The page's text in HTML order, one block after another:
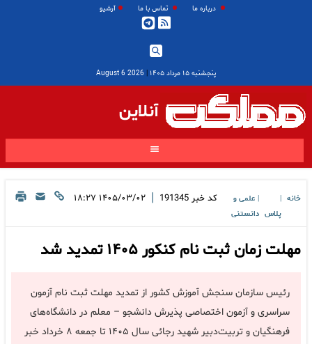
درباره ما تماس با ما آرشیو
پنجشنبه ۱۵ مرداد ۱۴۰۵ |
2026 August 6
آنلاین
خانه
پلاس
علمی و
دانستنی
کد خبر 191345
| ۱۴۰۵/۰۳/۰۲ ۱۸:۲۷
مهلت زمان ثبت نام کنکور ۱۴۰۵ تمدید شد
رئیس سازمان سنجش آموزش کشور از تمدید مهلت ثبت نام آزمون
سراسری و آزمون اختصاصی پذیرش دانشجو – معلم در دانشگاه‌های
فرهنگیان و تربیت‌دبیر شهید رجائی سال‌ ۱۴۰۵ تا جمعه ۸ خرداد خبر